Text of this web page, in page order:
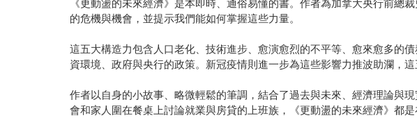
《更動盪的未來經濟》是本即時、通俗易懂的書。作者為加拿大央行前總
的危機與機會，並提示我們能如何掌握這些力量。
這五大構造力包含人口老化、技術進步、愈演愈烈的不平等、愈來愈多的
資環境、政府與央行的政策。新冠疫情則進一步為這些影響力推波助瀾，
作者以自身的小故事、略微輕鬆的筆調，結合了過去與未來、經濟理論與
會和家人圍在餐桌上討論就業與房貸的上班族，《更動盪的未來經濟》都